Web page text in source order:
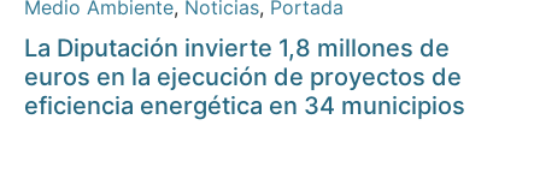
Medio Ambiente, Noticias, Portada
La Diputación invierte 1,8 millones de
euros en la ejecución de proyectos de
eficiencia energética en 34 municipios